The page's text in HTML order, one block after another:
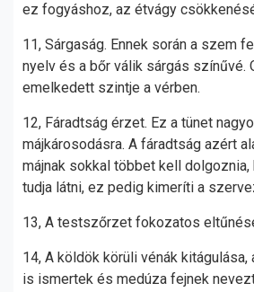
ez fogyáshoz, az étvágy
11, Sárgaság. Ennek során a szem
nyelv és a bőr válik sárgás színűvé.
emelkedett szintje a vérben.
12, Fáradtság érzet. Ez a tünet
májkárosodásra. A fáradtság azért
májnak sokkal többet kell
tudja látni, ez pedig kimeríti a
13, A testszőrzet fokozatos
14, A köldök körüli vénák kitágulása,
is ismertek és medúza fejnek